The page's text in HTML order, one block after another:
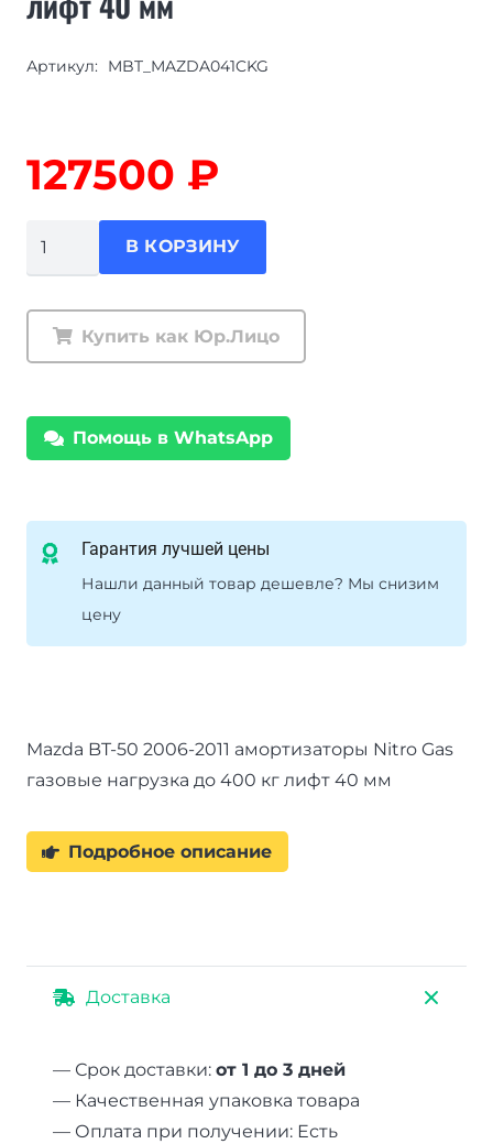
Артикул: MBT_MAZDA041CKG
127500 ₽
подвески
Ironman
Ranger
2011
200-
400
лифт
В КОРЗИНУ
Купить как Юр.Лицо
Помощь в WhatsApp
Гарантия лучшей цены
Нашли данный товар дешевле? Мы снизим
цену
Mazda BT-50 2006-2011 амортизаторы Nitro Gas
газовые нагрузка до 400 кг лифт 40 мм
Подробное описание
Доставка
— Срок доставки: от 1 до 3 дней
— Качественная упаковка товара
— Оплата при получении: Есть